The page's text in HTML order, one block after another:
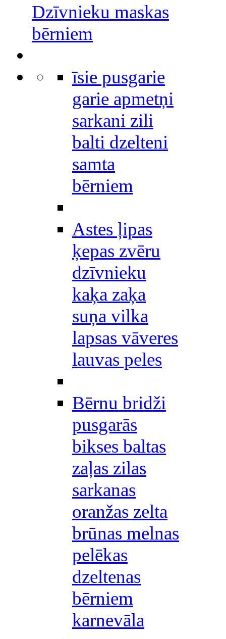
Dzīvnieku maskas
bērniem
īsie pusgarie
garie apmetņi
sarkani zili
balti dzelteni
samta
bērniem
Astes ļipas
ķepas zvēru
dzīvnieku
kaķa zaķa
suņa vilka
lapsas vāveres
lauvas peles
Bērnu bridži
pusgarās
bikses baltas
zaļas zilas
sarkanas
oranžas zelta
brūnas melnas
pelēkas
dzeltenas
bērniem
karnevāla